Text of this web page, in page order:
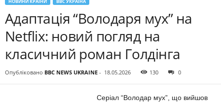
Адаптація “Володаря мух” на
Netflix: новий погляд на
класичний роман Голдінга
Опубліковано BBC NEWS UKRAINE - 18.05.2026 130 0
Серіал “Володар мух”, що вийшов